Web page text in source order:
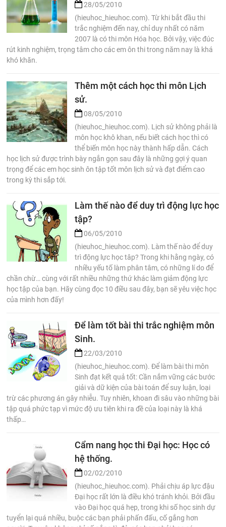
28/05/2010
(hieuhoc_hieuhoc.com). Từ khi bắt đầu thi
trắc nghiệm đến nay, chỉ duy nhất có năm
2007 là có thi môn Hóa học. Bởi vậy, việc đúc
rút kinh nghiệm, trọng tâm cho các em ôn thi trong năm nay là khá
khó khăn.
Thêm một cách học thi môn Lịch
sử.
08/05/2010
(hieuhoc_hieuhoc.com). Lịch sử không phải là
môn học khô khan, nếu biết cách học thì có
thể biến môn học này thành hấp dẫn. Cách
học lịch sử được trình bày ngắn gọn sau đây là những gợi ý quan
trọng để các em học sinh ôn tập tốt môn lịch sử và đạt điểm cao
trong kỳ thi sắp tới.
Làm thế nào để duy trì động lực học
tập?
06/05/2010
(hieuhoc_hieuhoc.com). Làm thế nào để duy
trì động lực học tâp? Trong khi hằng ngày, có
nhiều yếu tố làm phân tâm, có những lí do để
chần chừ… cùng với rất nhiều những thứ khác làm giảm động lực
học tập của bạn. Hãy cùng đọc 10 điều sau đây, bạn sẽ yêu việc học
của mình hơn đấy!
Để làm tốt bài thi trắc nghiệm môn
Sinh.
22/03/2010
(hieuhoc_hieuhoc.com). Để làm bài thi môn
Sinh đạt kết quả tốt: Cần nắm vững các bước
giải và dữ kiện của bài toán để suy luận, loại
trừ các phương án gây nhiễu. Tuy nhiên, khoan đi sâu vào những bài
tập quá phức tạp vì mức độ ưu tiên khi ra đề của loại này là khá
thấp…
Cẩm nang học thi Đại học: Học có
hệ thống.
02/02/2010
(hieuhoc_hieuhoc.com). Phải chịu áp lực đậu
Đại học rất lớn là điều khó tránh khỏi. Bởi đầu
vào Đại học quá hẹp, trong khi số học sinh dự
tuyển lại quá nhiều, buộc các bạn phải phấn đấu, cố gắng hơn